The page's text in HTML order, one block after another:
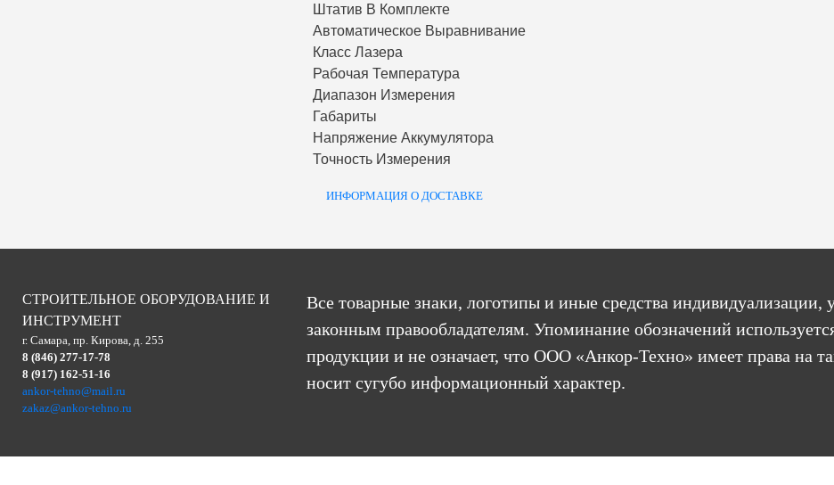
Штатив В Комплекте
Автоматическое Выравнивание
Класс Лазера
Рабочая Температура
Диапазон Измерения
Габариты
Напряжение Аккумулятора
Точность Измерения
ИНФОРМАЦИЯ О ДОСТАВКЕ
СТРОИТЕЛЬНОЕ ОБОРУДОВАНИЕ И
ИНСТРУМЕНТ
г. Самара, пр. Кирова, д. 255
8 (846) 277-17-78
8 (917) 162-51-16
ankor-tehno@mail.ru
zakaz@ankor-tehno.ru
Все товарные знаки, логотипы и иные средства
законным правообладателям. Упоминание обозначений
продукции и не означает, что ООО «Анкор-Техно» имеет права на
носит сугубо информационный характер.